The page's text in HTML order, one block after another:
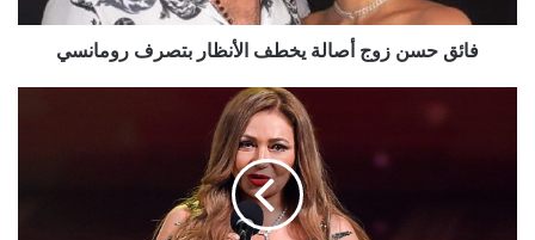
فائق حسن زوج أصالة يخطف الأنظار بتصرف رومانسي